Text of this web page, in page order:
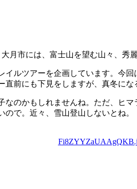
月市には、富士山を望む山々、秀
ルツアーを企画しています。今
前にも下見をしますが、真冬にな
のかもしれませんね。ただ、ヒ
で。近々、雪山登山しないとね。